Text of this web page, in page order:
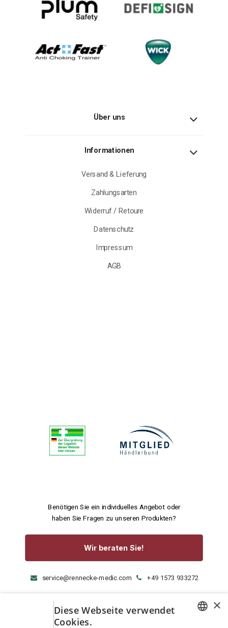
Über uns
Informationen
Versand & Lieferung
Zahlungsarten
Widerruf / Retoure
Datenschutz
Impressum
AGB
Benötigen Sie ein individuelles Angebot oder
haben Sie Fragen zu unseren Produkten?
Wir beraten Sie!
service@rennecke-medic.com +49 1573 933272
×
Diese Webseite verwendet
Cookies.